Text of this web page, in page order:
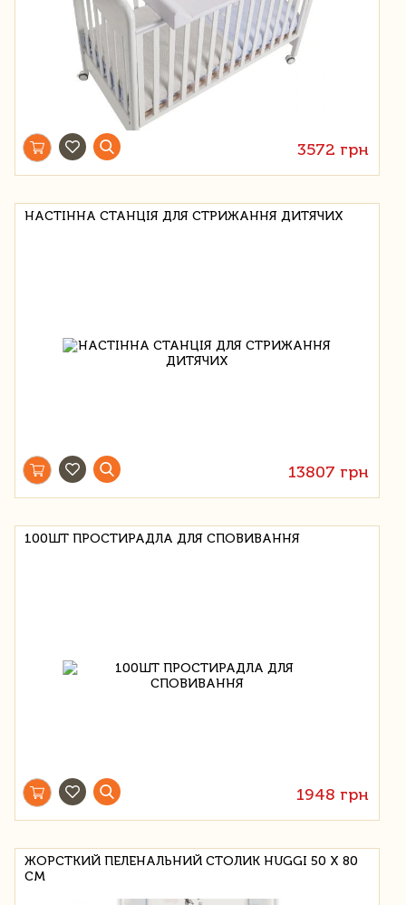
3572 грн
НАСТІННА СТАНЦІЯ ДЛЯ СТРИЖАННЯ ДИТЯЧИХ
13807 грн
100ШТ ПРОСТИРАДЛА ДЛЯ СПОВИВАННЯ
1948 грн
ЖОРСТКИЙ ПЕЛЕНАЛЬНИЙ СТОЛИК HUGGI 50 Х 80
СМ